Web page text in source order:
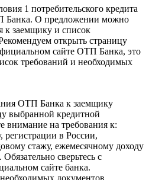
1 потребительского кредита
Банка. О предложении можно
к заемщику и список
открыть страницу
сайте ОТП Банка, это
требований и необходимых
ОТП Банка к заемщику
выбранной кредитной
внимание на требования к:
регистрации в России,
стажу, ежемесячному доходу
сверьтесь с
сайте банка.